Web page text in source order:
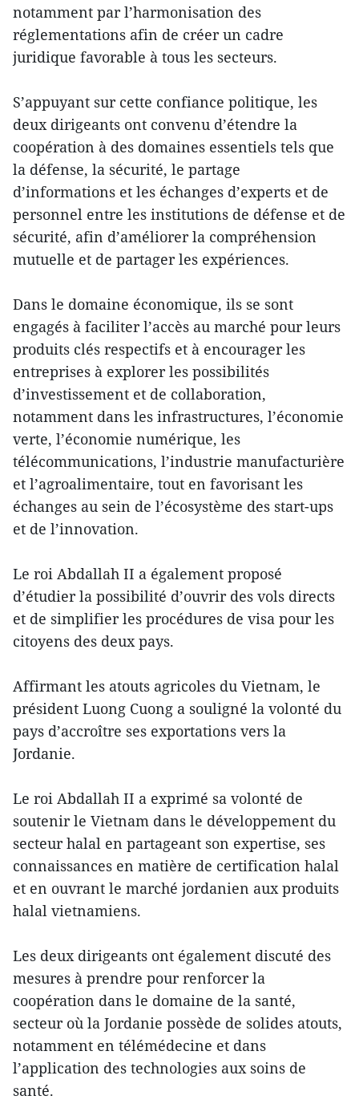
notamment par l’harmonisation des
réglementations afin de créer un cadre
juridique favorable à tous les secteurs.
S’appuyant sur cette confiance politique, les
deux dirigeants ont convenu d’étendre la
coopération à des domaines essentiels tels que
la défense, la sécurité, le partage
d’informations et les échanges d’experts et de
personnel entre les institutions de défense et de
sécurité, afin d’améliorer la compréhension
mutuelle et de partager les expériences.
Dans le domaine économique, ils se sont
engagés à faciliter l’accès au marché pour leurs
produits clés respectifs et à encourager les
entreprises à explorer les possibilités
d’investissement et de collaboration,
notamment dans les infrastructures, l’économie
verte, l’économie numérique, les
télécommunications, l’industrie manufacturière
et l’agroalimentaire, tout en favorisant les
échanges au sein de l’écosystème des start-ups
et de l’innovation.
Le roi Abdallah II a également proposé
d’étudier la possibilité d’ouvrir des vols directs
et de simplifier les procédures de visa pour les
citoyens des deux pays.
Affirmant les atouts agricoles du Vietnam, le
président Luong Cuong a souligné la volonté du
pays d’accroître ses exportations vers la
Jordanie.
Le roi Abdallah II a exprimé sa volonté de
soutenir le Vietnam dans le développement du
secteur halal en partageant son expertise, ses
connaissances en matière de certification halal
et en ouvrant le marché jordanien aux produits
halal vietnamiens.
Les deux dirigeants ont également discuté des
mesures à prendre pour renforcer la
coopération dans le domaine de la santé,
secteur où la Jordanie possède de solides atouts,
notamment en télémédecine et dans
l’application des technologies aux soins de
santé.